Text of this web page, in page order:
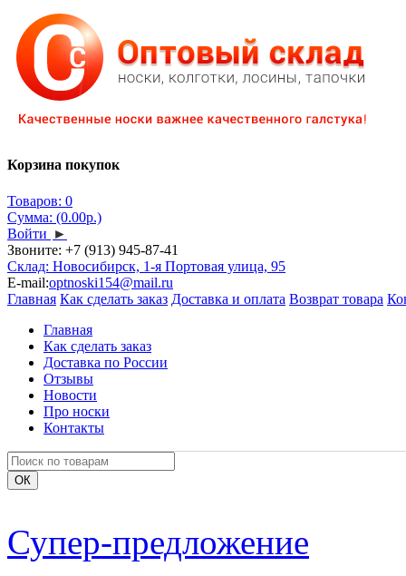
Корзина покупок
Товаров: 0
Сумма: (0.00р.)
Войти ►
Звоните: +7 (913) 945-87-41
Склад: Новосибирск, 1-я Портовая улица, 95
E-mail:optnoski154@mail.ru
Главная Как сделать заказ Доставка и оплата Возврат товара
Главная
Как сделать заказ
Доставка по России
Отзывы
Новости
Про носки
Контакты
Супер-предложение